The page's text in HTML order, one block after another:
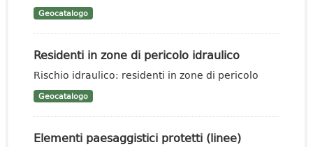
Geocatalogo
Residenti in zone di pericolo idraulico
Rischio idraulico: residenti in zone di pericolo
Geocatalogo
Elementi paesaggistici protetti (linee)